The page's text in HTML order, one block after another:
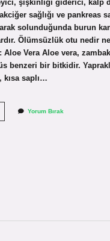
şişkinliği giderici, kalp
akciğer sağlığı ve pankreas
solunduğunda burun
Ölümsüzlük otu nedir
Vera Aloe vera,
benzeri bir bitkidir.
kısa saplı…
Yorum Bırak